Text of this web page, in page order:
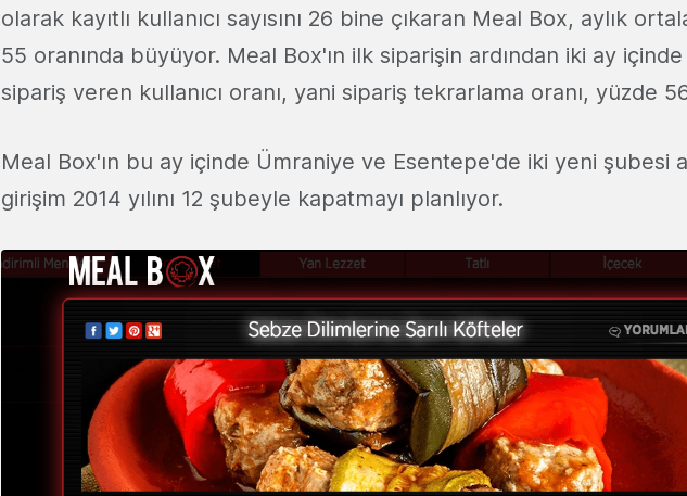
olarak kayıtlı kullanıcı sayısını 26 bine çıkaran Meal Box, aylık
55 oranında büyüyor. Meal Box'ın ilk siparişin ardından iki ay
sipariş veren kullanıcı oranı, yani sipariş tekrarlama oranı, yüzde
Meal Box'ın bu ay içinde Ümraniye ve Esentepe'de iki yeni şubesi
girişim 2014 yılını 12 şubeyle kapatmayı planlıyor.